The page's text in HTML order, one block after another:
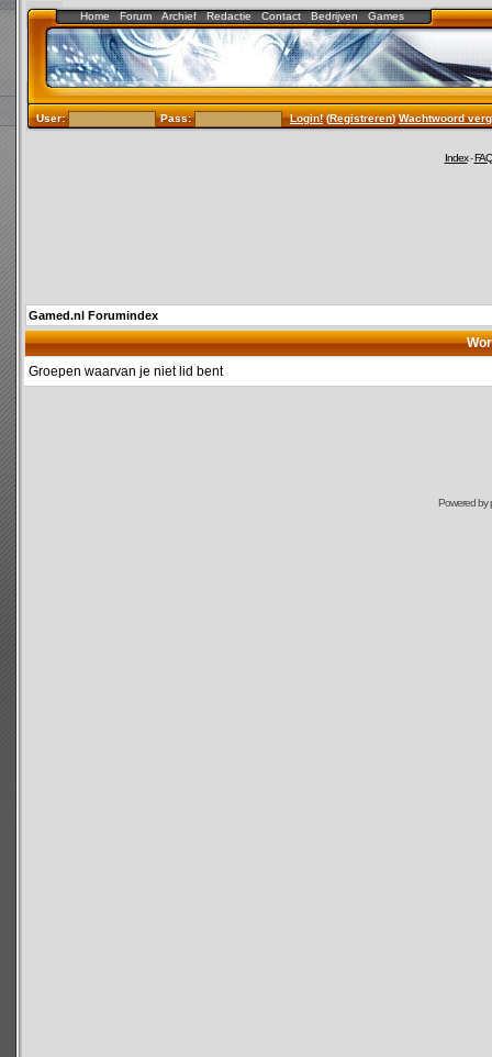
Home Forum Archief Redactie Contact Bedrijven Games
User: Pass: Login!(Registreren)Wachtwoord
Index-FAQ
Gamed.nl Forumindex
Groepen waarvan je niet lid bent
Powered by